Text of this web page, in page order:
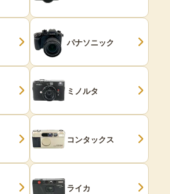
パナソニック
ミノルタ
コンタックス
ライカ